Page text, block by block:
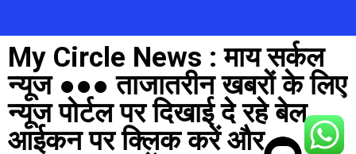
My Circle News : माय सर्कल
न्यूज ●●● ताजातरीन खबरों के लिए
न्यूज पोर्टल पर दिखाई दे रहे बेल
आईकन पर क्लिक करें और